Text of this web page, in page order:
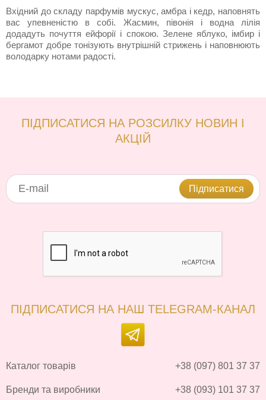
Вхідний до складу парфумів мускус, амбра і кедр, наповнять
вас упевненістю в собі. Жасмин, півонія і водна лілія
додадуть почуття ейфорії і спокою. Зелене яблуко, імбир і
бергамот добре тонізують внутрішній стрижень і наповнюють
володарку нотами радості.
ПІДПИСАТИСЯ НА РОЗСИЛКУ НОВИН І
АКЦІЙ
Підписатися
ПІДПИСАТИСЯ НА НАШ TELEGRAM-КАНАЛ
Каталог товарів
Бренди та виробники
+38 (097) 801 37 37
+38 (093) 101 37 37